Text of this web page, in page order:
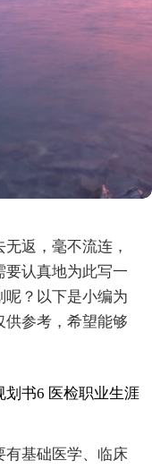
返，毫不流连，
要认真地为此写一
呢？以下是小编为
供参考，希望能够
有基础医学、临床
划书6 医检职业生涯